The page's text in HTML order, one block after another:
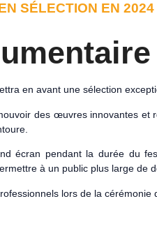
SÉLECTION EN 2024
en avant une sélection
des œuvres innovantes
écran pendant la durée du
à un public plus large de
lors de la cérémonie